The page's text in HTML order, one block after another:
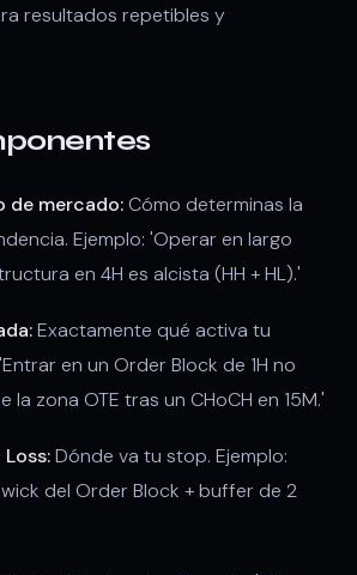
resultados repetibles y
de mercado:Cómo determinas la
Ejemplo: 'Operar en largo
en 4H es alcista (HH + HL).'
Exactamente qué activa tu
en un Order Block de 1H no
zona OTE tras un CHoCH en 15M.'
Dónde va tu stop. Ejemplo:
del Order Block + buffer de 2